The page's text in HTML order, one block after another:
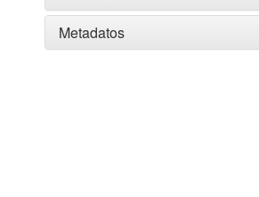
Metadatos